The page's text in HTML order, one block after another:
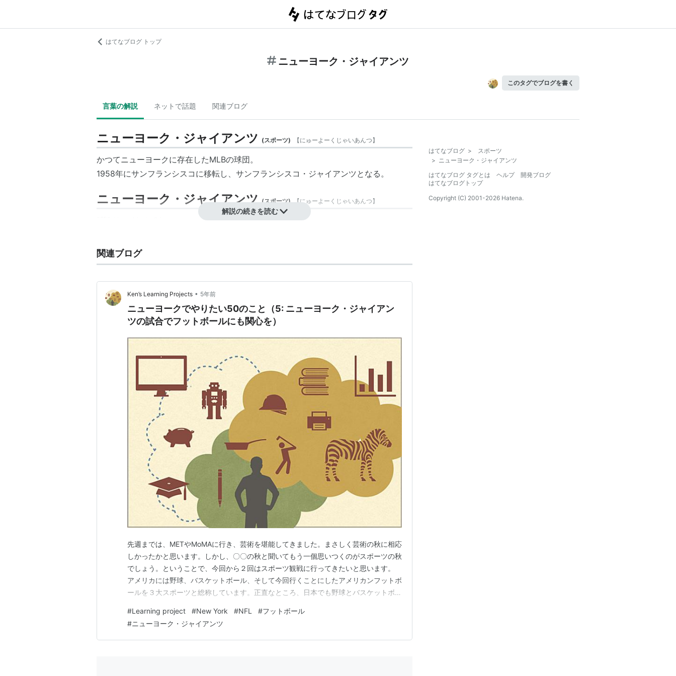
はてなブログ トップ
ニューヨーク・ジャイアンツ
このタグでブログを書く
言葉の解説 ネットで話題 関連ブログ
ニューヨーク・ジャイアンツ (スポーツ) 【にゅーよーくじゃいあんつ】
かつてニューヨークに存在したMLBの球団。
1958年にサンフランシスコに移転し、サンフランシスコ・ジャイアンツとなる。
ニューヨーク・ジャイアンツ (スポーツ) 【にゅーよーくじゃいあんつ】
1925年創設。同名のMLB球団
本拠地はニュージャージー州イースト・ラザーフォードにあるニュー・メードウラン
初代オーナーのティム・マーラが500ドルで購入し、ジャイアンツの歴史はスタートし
た。
現在のNFLチームでは4番目に長い歴史を誇る。
現サンフランシスコ・ジャイアンツ
解説の続きを読む
関連ブログ
Ken’s Learning Projects • 5年前
ニューヨークでやりたい50のこと（5: ニューヨーク・ジャイアン
ツの試合でフットボールにも関心を）
先週までは、METやMoMAに行き、芸術を堪能してきました。まさしく芸術の秋に相応
しかったかと思います。しかし、〇〇の秋と聞いてもう一個思いつくのがスポーツの秋
でしょう。ということで、今回から２回はスポーツ観戦に行ってきたいと思います。
アメリカには野球、バスケットボール、そして今回行くことにしたアメリカンフットボ
ールを３大スポーツと総称しています。正直なところ、日本でも野球とバスケットボー
う感じがあります。そして実際、私も詳しいルールまではよくわかっていません。 で
すけど行きましょうよ。観戦してから興味を持つかもし…
#Learning project #New York #NFL #フットボール
#ニューヨーク・ジャイアンツ
はてなブログ >
スポーツ
> ニューヨーク・ジャイアンツ
はてなブログ タグとは
ヘルプ
開発ブログ
はてなブログトップ
Copyright (C) 2001-2026 Hatena.